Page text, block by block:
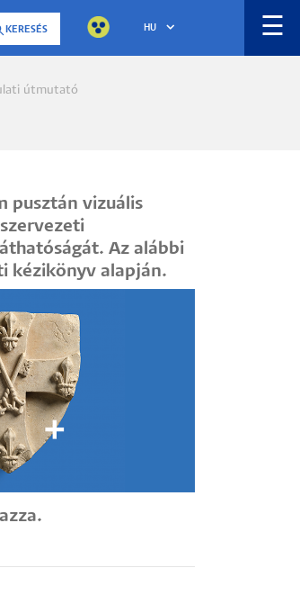
KERESÉS HU ☰
útmutató
pusztán vizuális
Az alábbi
kézikönyv alapján.